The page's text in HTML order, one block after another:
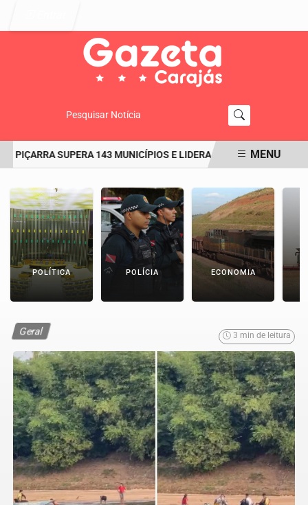
Pesquisar Notícia
SUPERA 143 MUNICÍPIOS E LIDERA O RANKING DO IDEB
MENU
POLÍTICA POLÍCIA ECONOMIA
Geral 3 min de leitura